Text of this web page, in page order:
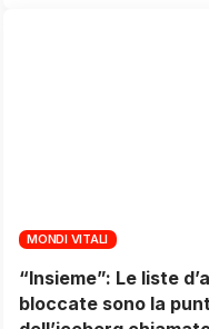
MONDI VITALI
“Insieme”: Le liste
bloccate sono la